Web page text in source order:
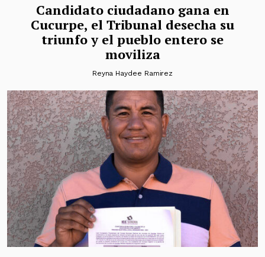
Candidato ciudadano gana en
Cucurpe, el Tribunal desecha su
triunfo y el pueblo entero se
moviliza
Reyna Haydee Ramirez